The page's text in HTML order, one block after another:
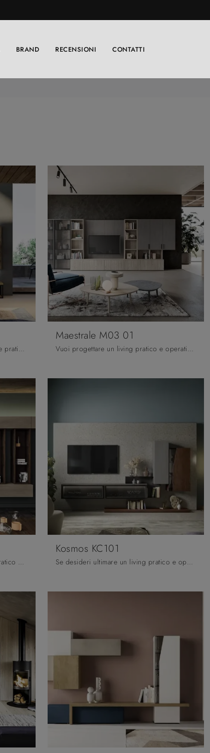
BRAND RECENSIONI CONTATTI
Vuoi progettare un living operativo e pratico? Ti presentiamo la parete attrezzata Cheba 03 Fratelli Mirandola dalle linee decise moderne.
Maestrale M03 01
Vuoi progettare un living pratico e operativo? Ecco a te la parete attrezzata Maestrale M03 01 Scandola dalle forme decise moderne.
Se vuoi completare un soggiorno pratico e operativo dalle linee moderne, ecco a te la parete attrezzata Cheba 05 Fratelli Mirandola.
Kosmos KC101
Se desideri ultimare un living pratico e operativo dalle linee moderne, ecco a te la parete attrezzata Kosmos KC101 Moretti Compact Giorno Notte.